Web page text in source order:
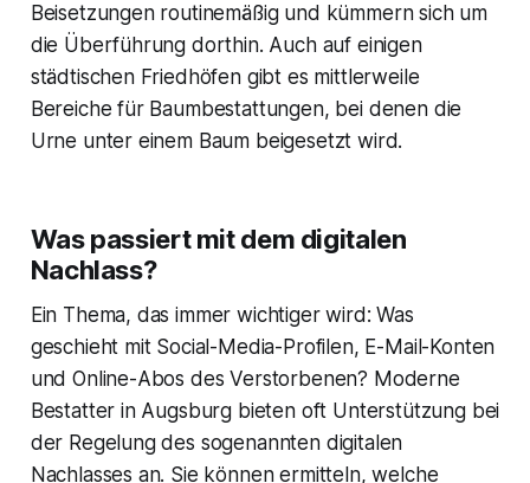
Beisetzungen routinemäßig und kümmern sich um
die Überführung dorthin. Auch auf einigen
städtischen Friedhöfen gibt es mittlerweile
Bereiche für Baumbestattungen, bei denen die
Urne unter einem Baum beigesetzt wird.
Was passiert mit dem digitalen
Nachlass?
Ein Thema, das immer wichtiger wird: Was
geschieht mit Social-Media-Profilen, E-Mail-Konten
und Online-Abos des Verstorbenen? Moderne
Bestatter in Augsburg bieten oft Unterstützung bei
der Regelung des sogenannten digitalen
Nachlasses an. Sie können ermitteln, welche